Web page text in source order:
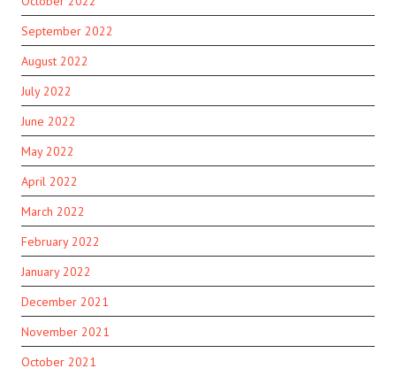
September 2022
August 2022
July 2022
June 2022
May 2022
April 2022
March 2022
February 2022
January 2022
December 2021
November 2021
October 2021